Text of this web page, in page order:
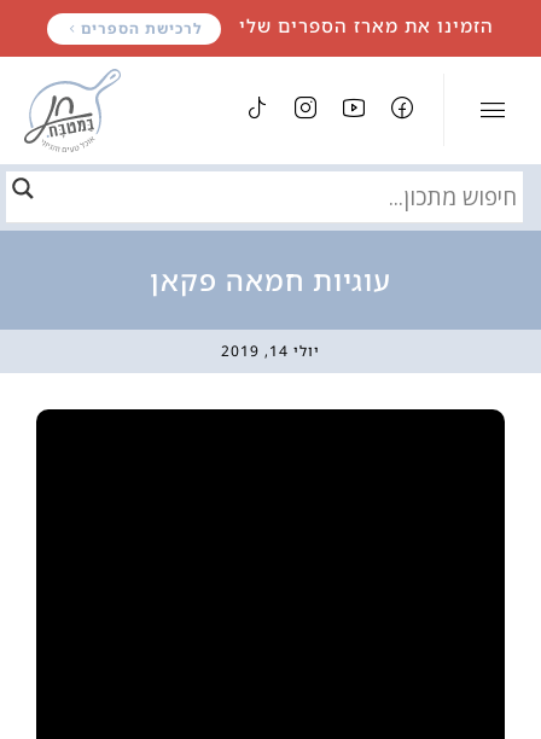
הזמינו את מארז הספרים שלי לרכישת הספרים
עוגיות חמאה פקאן
יולי 14, 2019